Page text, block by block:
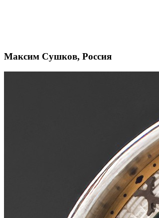
Максим Сушков, Россия